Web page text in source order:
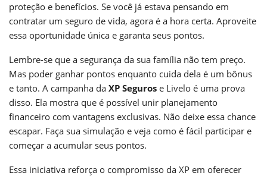
proteção e benefícios. Se você já estava pensando em
contratar um seguro de vida, agora é a hora certa. Aproveite
essa oportunidade única e garanta seus pontos.
Lembre-se que a segurança da sua família não tem preço.
Mas poder ganhar pontos enquanto cuida dela é um bônus
e tanto. A campanha da XP Seguros e Livelo é uma prova
disso. Ela mostra que é possível unir planejamento
financeiro com vantagens exclusivas. Não deixe essa chance
escapar. Faça sua simulação e veja como é fácil participar e
começar a acumular seus pontos.
Essa iniciativa reforça o compromisso da XP em oferecer